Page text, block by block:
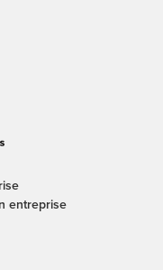
entreprise